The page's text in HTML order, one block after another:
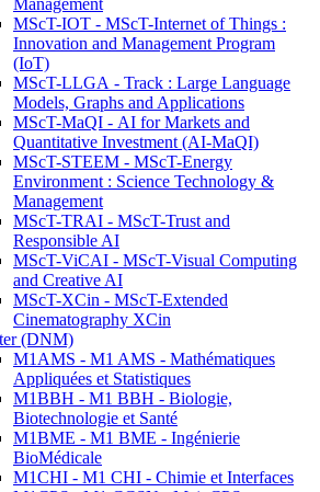
Management
MScT-IOT - MScT-Internet of Things :
Innovation and Management Program
(IoT)
MScT-LLGA - Track : Large Language
Models, Graphs and Applications
MScT-MaQI - AI for Markets and
Quantitative Investment (AI-MaQI)
MScT-STEEM - MScT-Energy
Environment : Science Technology &
Management
MScT-TRAI - MScT-Trust and
Responsible AI
MScT-ViCAI - MScT-Visual Computing
and Creative AI
MScT-XCin - MScT-Extended
Cinematography XCin
(DNM)
M1AMS - M1 AMS - Mathématiques
Appliquées et Statistiques
M1BBH - M1 BBH - Biologie,
Biotechnologie et Santé
M1BME - M1 BME - Ingénierie
BioMédicale
M1CHI - M1 CHI - Chimie et Interfaces